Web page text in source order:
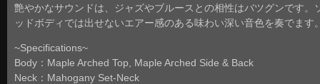
艶やかなサウンドは、ジャズやブルースとの相性はバツグンです。
ッドボディでは出せないエアー感のある味わい深い音色を奏でます
~Specifications~
Body：Maple Arched Top, Maple Arched Side & Back
Neck：Mahogany Set-Neck